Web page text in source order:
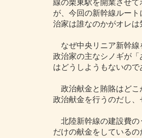
線の栗東駅を開業させ
が、今回の新幹線ルー
治家は誰なのかがオレは
なぜ中央リニア新幹線
政治家の主なシノギが
はどうしようもないので
政治献金と賄賂はどこ
政治献金を行うのだし
北陸新幹線の建設費の
だけの献金をしている